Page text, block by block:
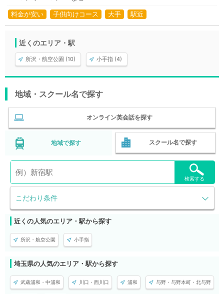
料金が安い 子供向けコース 大手 駅近
近くのエリア・駅
所沢・航空公園 (10) 小手指 (4)
地域・スクール名で探す
オンライン英会話を探す
地域で探す スクール名で探す
こだわり条件
検索する
近くの人気のエリア・駅から探す
所沢・航空公園 小手指
埼玉県の人気のエリア・駅から探す
武蔵浦和・中浦和 川口・西川口 浦和 与野・与野本町・北与野